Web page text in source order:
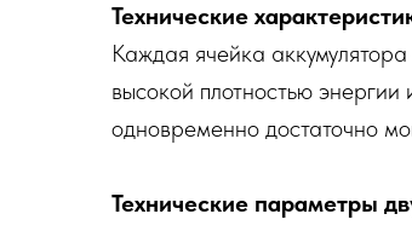
Технические
Каждая ячейка
высокой плотностью
одновременно достаточно
Технические параметры